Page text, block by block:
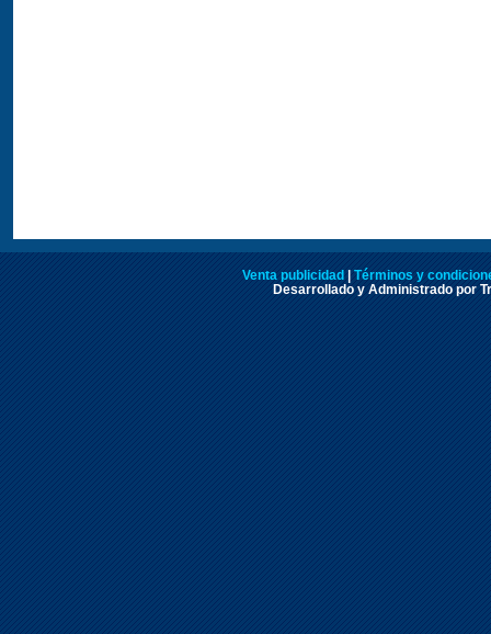
Venta publicidad
Términos y
Desarrollado y Administrado por